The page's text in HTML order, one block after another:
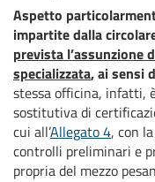
Aspetto
impartite dalla
prevista l’assunzione
specializzata, ai sensi
stessa officina, infatti,
sostitutiva di
cui all’Allegato 4, con
controlli preliminari e
propria del mezzo